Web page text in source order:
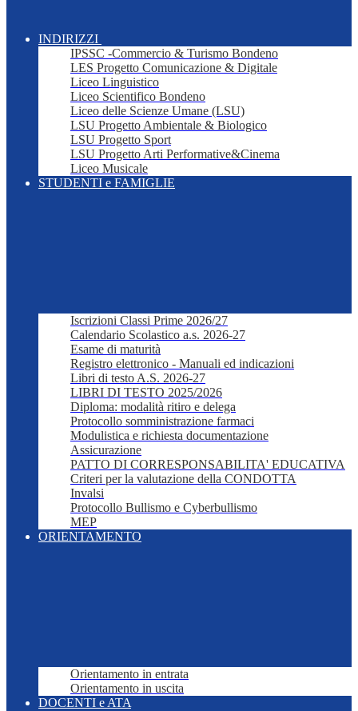
INDIRIZZI
IPSSC -Commercio & Turismo Bondeno
LES Progetto Comunicazione & Digitale
Liceo Linguistico
Liceo Scientifico Bondeno
Liceo delle Scienze Umane (LSU)
LSU Progetto Ambientale & Biologico
LSU Progetto Sport
LSU Progetto Arti Performative&Cinema
Liceo Musicale
STUDENTI e FAMIGLIE
Iscrizioni Classi Prime 2026/27
Calendario Scolastico a.s. 2026-27
Esame di maturità
Registro elettronico - Manuali ed indicazioni
Libri di testo A.S. 2026-27
LIBRI DI TESTO 2025/2026
Diploma: modalità ritiro e delega
Protocollo somministrazione farmaci
Modulistica e richiesta documentazione
Assicurazione
PATTO DI CORRESPONSABILITA' EDUCATIVA
Criteri per la valutazione della CONDOTTA
Invalsi
Protocollo Bullismo e Cyberbullismo
MEP
ORIENTAMENTO
Orientamento in entrata
Orientamento in uscita
DOCENTI e ATA